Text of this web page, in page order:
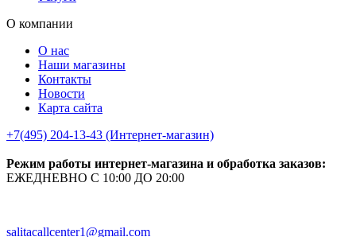
О компании
О нас
Наши магазины
Контакты
Новости
Карта сайта
+7(495) 204-13-43 (Интернет-магазин)
Режим работы интернет-магазина и обработка заказов:
ЕЖЕДНЕВНО С 10:00 ДО 20:00
salitacallcenter1@gmail.com